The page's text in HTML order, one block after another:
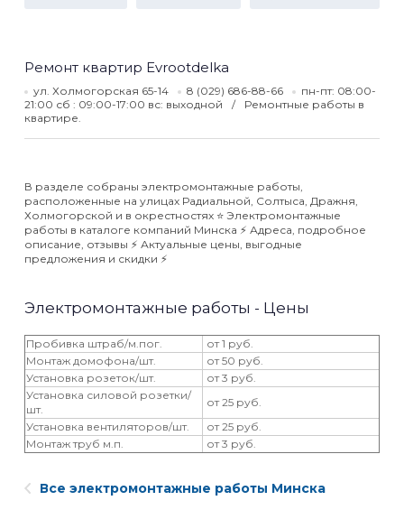
Ремонт квартир Evrootdelka
ул. Холмогорская 65-14 8 (029) 686-88-66
пн-пт: 08:00-
21:00 сб : 09:00-17:00 вс: выходной
Ремонтные работы в
квартире.
В разделе собраны электромонтажные работы,
расположенные на улицах Радиальной, Солтыса, Дражня,
Холмогорской и в окрестностях ⭐️ Электромонтажные
работы в каталоге компаний Минска ⚡️ Адреса, подробное
описание, отзывы ⚡️ Актуальные цены, выгодные
предложения и скидки ⚡️
Электромонтажные работы - Цены
Пробивка штраб/м.пог.
от 1 руб.
Монтаж домофона/шт.
от 50 руб.
Установка розеток/шт.
от 3 руб.
Установка силовой розетки/
шт.
от 25 руб.
Установка вентиляторов/шт.
от 25 руб.
Монтаж труб м.п.
от 3 руб.
Все электромонтажные работы Минска